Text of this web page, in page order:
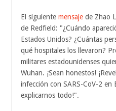
El siguiente mensaje de Zhao
de Redfield: "¿Cuándo
Estados Unidos? ¿Cuántas
qué hospitales los llevaron?
militares estadounidenses
Wuhan. ¡Sean honestos!
infección con SARS-CoV-2 en
explicarnos todo!".